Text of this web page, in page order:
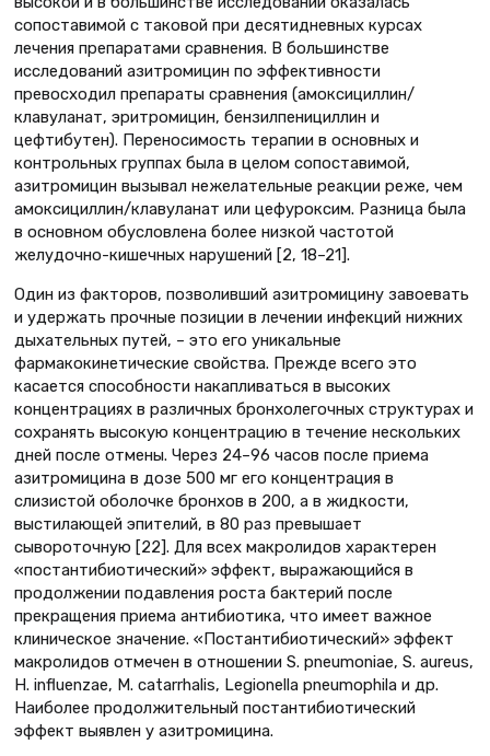
сопоставимой с таковой при десятидневных курсах
лечения препаратами сравнения. В большинстве
исследований азитромицин по эффективности
превосходил препараты сравнения (амоксициллин/
клавуланат, эритромицин, бензилпенициллин и
цефтибутен). Переносимость терапии в основных и
контрольных группах была в целом сопоставимой,
азитромицин вызывал нежелательные реакции реже, чем
амоксициллин/клавуланат или цефуроксим. Разница была
в основном обусловлена более низкой частотой
желудочно-кишечных нарушений [2, 18–21].
Один из факторов, позволивший азитромицину завоевать
и удержать прочные позиции в лечении инфекций нижних
дыхательных путей, – это его уникальные
фармакокинетические свойства. Прежде всего это
касается способности накапливаться в высоких
концентрациях в различных бронхолегочных структурах и
сохранять высокую концентрацию в течение нескольких
дней после отмены. Через 24–96 часов после приема
азитромицина в дозе 500 мг его концентрация в
слизистой оболочке бронхов в 200, а в жидкости,
выстилающей эпителий, в 80 раз превышает
сывороточную [22]. Для всех макролидов характерен
«постантибиотический» эффект, выражающийся в
продолжении подавления роста бактерий после
прекращения приема антибиотика, что имеет важное
клиническое значение. «Постантибиотический» эффект
макролидов отмечен в отношении S. pneumoniae, S. aureus,
H. influenzae, M. catarrhalis, Legionella pneumophila и др.
Наиболее продолжительный постантибиотический
эффект выявлен у азитромицина.